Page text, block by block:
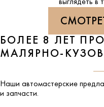
выглядеть в
БОЛЕЕ 8 ЛЕТ
МАЛЯРНО-
Наши автомастерские
и запчасти.